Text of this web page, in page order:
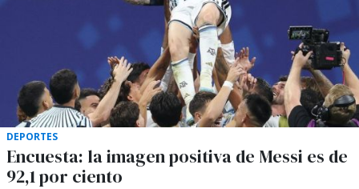
DEPORTES
Encuesta: la imagen positiva de Messi es de
92,1 por ciento